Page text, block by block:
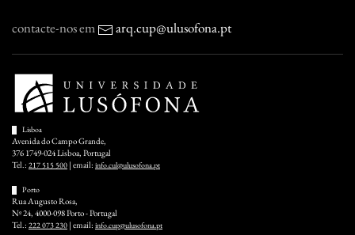
contacte-nos em arq.cup@ulusofona.pt
Lisboa
Avenida do Campo Grande,
376 1749-024 Lisboa, Portugal
Tel.: 217 515 500 | email: info.cul@ulusofona.pt
Porto
Rua Augusto Rosa,
Nº 24, 4000-098 Porto - Portugal
Tel.: 222 073 230 | email: info.cup@ulusofona.pt